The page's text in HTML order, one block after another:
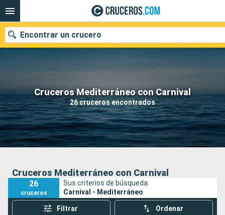
Cruceros Mediterráneo con Carnival
26 cruceros encontrados
Encontrar un crucero
Nuestros destinos
Fecha de salida
Puertos Compañías
Cruceros Mediterráneo con Carnival
26
cruceros
Sus criterios de búsqueda:
Carnival - Mediterráneo
Filtrar Ordenar